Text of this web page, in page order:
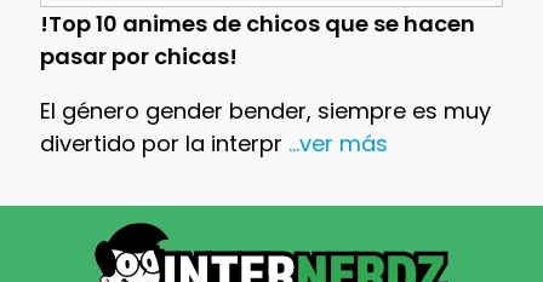
!Top 10 animes de chicos que se hacen
pasar por chicas!
El género gender bender, siempre es muy
divertido por la interpr ...ver más